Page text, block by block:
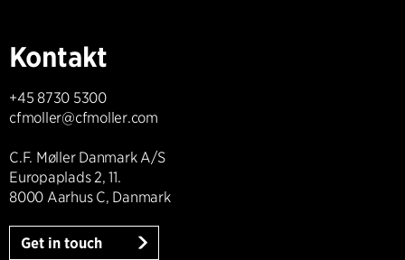
Kontakt
+45 8730 5300
cfmoller@cfmoller.com
C.F. Møller Danmark A/S
Europaplads 2, 11.
8000 Aarhus C, Danmark
Get in touch